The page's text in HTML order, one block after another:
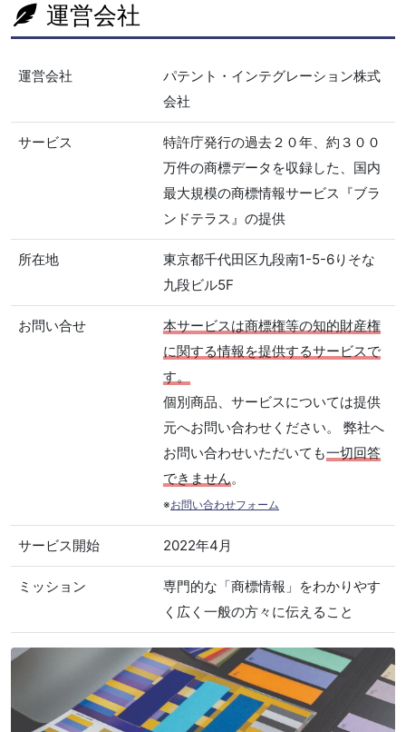
運営会社
運営会社
パテント・インテグレーション株式
会社
サービス
特許庁発行の過去２０年、約３００
万件の商標データを収録した、国内
最大規模の商標情報サービス『ブラ
ンドテラス』の提供
所在地
東京都千代田区九段南1-5-6りそな
九段ビル5F
お問い合せ
本サービスは商標権等の知的財産権
に関する情報を提供するサービスで
す。
個別商品、サービスについては提供
元へお問い合わせください。 弊社へ
お問い合わせいただいても一切回答
できません。
※お問い合わせフォーム
サービス開始 2022年4月
ミッション
専門的な「商標情報」をわかりやす
く広く一般の方々に伝えること